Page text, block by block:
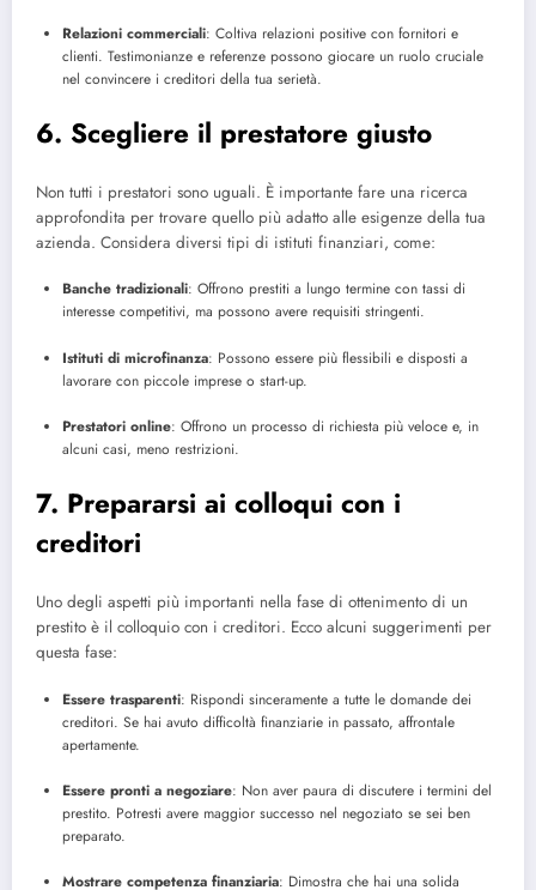
Relazioni commerciali: Coltiva relazioni positive con fornitori e
clienti. Testimonianze e referenze possono giocare un ruolo cruciale
nel convincere i creditori della tua serietà.
6. Scegliere il prestatore giusto
Non tutti i prestatori sono uguali. È importante fare una ricerca
approfondita per trovare quello più adatto alle esigenze della tua
azienda. Considera diversi tipi di istituti finanziari, come:
Banche tradizionali: Offrono prestiti a lungo termine con tassi di
interesse competitivi, ma possono avere requisiti stringenti.
Istituti di microfinanza: Possono essere più flessibili e disposti a
lavorare con piccole imprese o start-up.
Prestatori online: Offrono un processo di richiesta più veloce e, in
alcuni casi, meno restrizioni.
7. Prepararsi ai colloqui con i
creditori
Uno degli aspetti più importanti nella fase di ottenimento di un
prestito è il colloquio con i creditori. Ecco alcuni suggerimenti per
questa fase:
Essere trasparenti: Rispondi sinceramente a tutte le domande dei
creditori. Se hai avuto difficoltà finanziarie in passato, affrontale
apertamente.
Essere pronti a negoziare: Non aver paura di discutere i termini del
prestito. Potresti avere maggior successo nel negoziato se sei ben
preparato.
Mostrare competenza finanziaria: Dimostra che hai una solida